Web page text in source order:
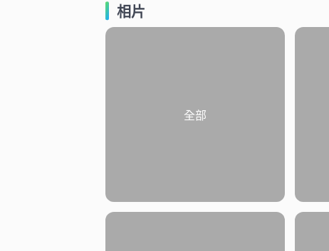
相片
全部